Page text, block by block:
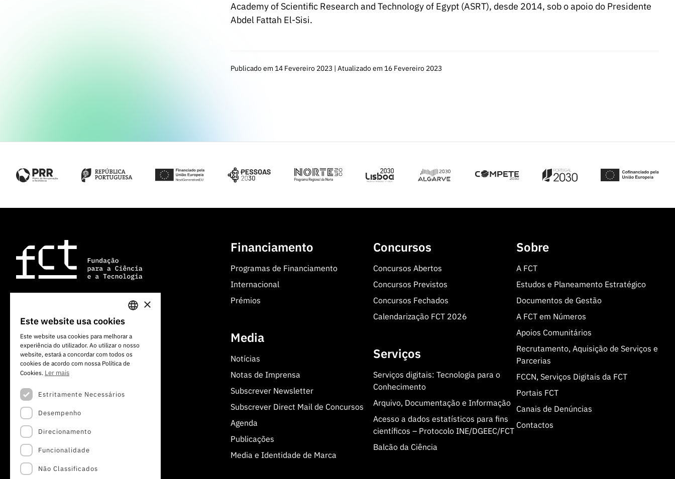
Academy of Scientific Research and Technology of Egypt (ASRT), desde 2014, sob o apoio do Presidente
Abdel Fattah El-Sisi.
Publicado em 14 Fevereiro 2023 | Atualizado em 16 Fevereiro 2023
Av. do Brasil, 101
+351 213 924 300
Financiamento
Programas de Financiamento
Internacional
Prémios
Media
Notícias
Notas de Imprensa
Subscrever Newsletter
Subscrever Direct Mail de Concursos
Agenda
Publicações
Media e Identidade de Marca
Concursos
Concursos Abertos
Concursos Previstos
Concursos Fechados
Calendarização FCT 2026
Serviços
Serviços digitais: Tecnologia para o
Conhecimento
Arquivo, Documentação e Informação
Acesso a dados estatísticos para fins
científicos – Protocolo INE/DGEEC/FCT
Balcão da Ciência
Sobre
A FCT
Estudos e Planeamento Estratégico
Documentos de Gestão
A FCT em Números
Apoios Comunitários
Recrutamento, Aquisição de Serviços e
Parcerias
FCCN, Serviços Digitais da FCT
Portais FCT
Canais de Denúncias
Contactos
PORTUGUESE
ENGLISH
×
Este website usa cookies
Este website usa cookies para melhorar a
experiência do utilizador. Ao utilizar o nosso
website, estará a concordar com todos os
cookies de acordo com nossa Política de
Cookies. Ler mais
Estritamente Necessários
Desempenho
Direcionamento
Funcionalidade
Não Classificados